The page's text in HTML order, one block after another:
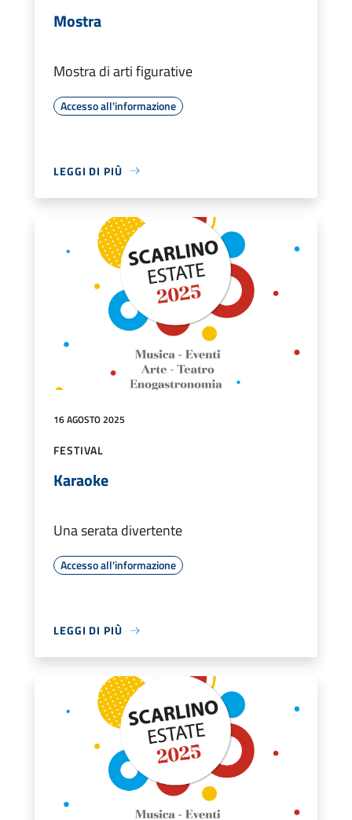
Mostra
Mostra di arti figurative
Accesso all'informazione
LEGGI DI PIÙ
16 AGOSTO 2025
FESTIVAL
Karaoke
Una serata divertente
Accesso all'informazione
LEGGI DI PIÙ